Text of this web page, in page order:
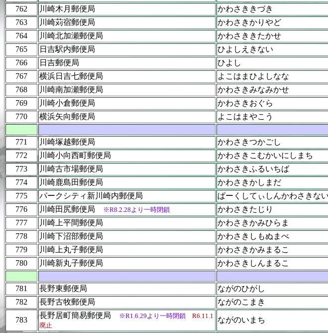
762
川崎木月郵便局 かわさききづき
763
川崎苅宿郵便局 かわさきかりやど
764
川崎北加瀬郵便局 かわさききたかせ
765
日吉駅内郵便局 ひよしえきない
766
日吉郵便局 ひよし
767
横浜日吉七郵便局 よこはまひよしなな
768
川崎南加瀬郵便局 かわさきみなみかせ
769
川崎小倉郵便局 かわさきおぐら
770
横浜矢向郵便局 よこはまやこう
771 川崎塚越郵便局 かわさきつかごし
772
川崎小向西町郵便局 かわさきこむかいにしまち
773
川崎古市場郵便局 かわさきふるいちば
774
川崎鹿島田郵便局 かわさきかしまだ
775
パークシティ新川崎内郵便局 ぱーくしてぃしんかわさきない
776
川崎田尻郵便局 ※R8.2.28より一時閉鎖 かわさきたじり
777
川崎上平間郵便局 かわさきかみひらま
778
川崎下沼部郵便局 かわさきしもぬまべ
779
川崎上丸子郵便局 かわさきかみまるこ
780
川崎新丸子郵便局 かわさきしんまるこ
781 長野東郵便局 ながのひがし
782
長野古牧郵便局 ながのこまき
783
長野居町簡易郵便局 ※R1.6.29より一時閉鎖 R6.11.1
廃止
ながのいまち